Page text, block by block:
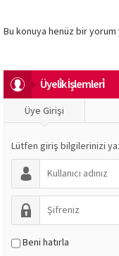
Bu konuya henüz bir yorum
Üyeli̇k İşlemleri̇
Üye Girişi
Lütfen giriş bilgilerinizi
Beni hatırla